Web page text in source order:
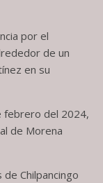
por el
de un
en su
febrero del 2024,
de Morena
Chilpancingo